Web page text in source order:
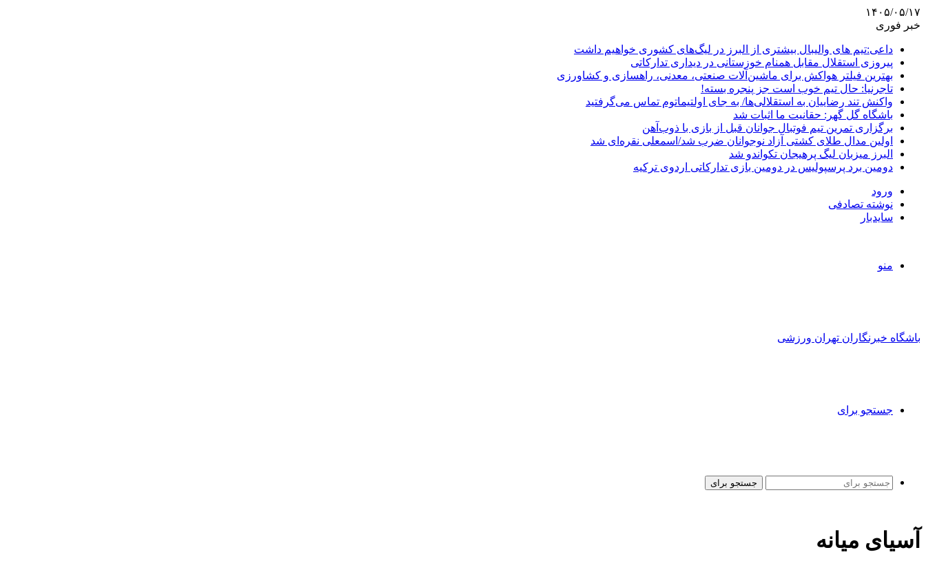
۱۴۰۵/۰۵/۱۷
خبر فوری
داعی:تیم های والیبال بیشتری از البرز در لیگ‌های کشوری خواهیم داشت
پیروزی استقلال مقابل همنام خوزستانی در دیداری تدارکاتی
بهترین فیلتر هواکش برای ماشین‌آلات صنعتی، معدنی، راهسازی و کشاورزی
تاجرنیا: حال تیم خوب است جز پنجره بسته!
واکنش تند رضاییان به استقلالی‌ها/ به جای اولتیماتوم تماس می‌گرفتید
باشگاه گل گهر: حقانیت ما اثبات شد
برگزاری تمرین تیم فوتبال جوانان قبل از بازی با ذوب‌آهن
اولین مدال طلای کشتی آزاد نوجوانان ضرب شد/اسمعلی نقره‌ای شد
البرز میزبان لیگ پرهیجان تکواندو شد
دومین برد پرسپولیس در دومین بازی تدارکاتی اردوی ترکیه
ورود
نوشته تصادفی
سایدبار
منو
باشگاه خبرنگاران تهران ورزشی
جستجو برای
جستجو برای
آسیای میانه